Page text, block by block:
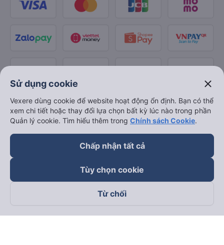
Theo dõi chúng tôi trên
Sử dụng cookie close
Vexere dùng cookie để website hoạt động ổn định. Bạn có thể
xem chi tiết hoặc thay đổi lựa chọn bất kỳ lúc nào trong phần
Quản lý cookie. Tìm hiểu thêm trong Chính sách Cookie.
Chấp nhận tất cả
Tùy chọn cookie
Từ chối